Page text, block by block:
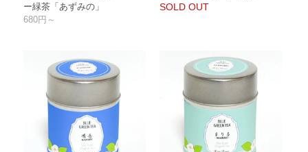
ー緑茶「あずみの」
680円～
SOLD OUT